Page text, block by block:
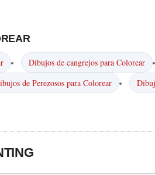
Dibujos de cangrejos para Colorear
de Perezosos para Colorear